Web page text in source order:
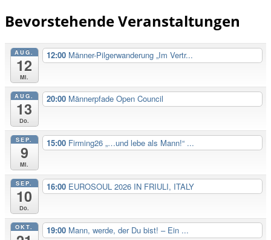
Bevorstehende Veranstaltungen
AUG.
12
Mi.
12:00 Männer-Pilgerwanderung „Im Vertr...
AUG.
13
Do.
20:00 Männerpfade Open Council
SEP.
9
Mi.
15:00 Firming26 „…und lebe als Mann!“ ...
SEP.
10
Do.
16:00 EUROSOUL 2026 IN FRIULI, ITALY
OKT. 19:00 Mann, werde, der Du bist! – Ein ...